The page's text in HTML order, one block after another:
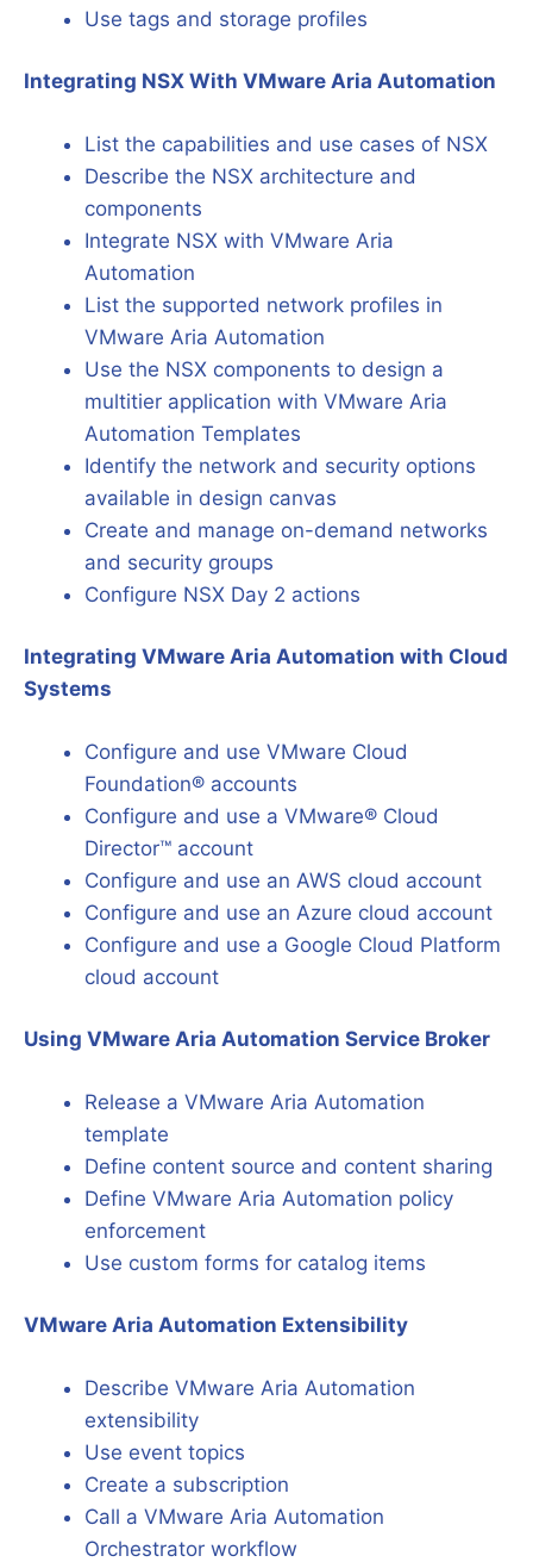
Use tags and storage profiles
Integrating NSX With VMware Aria Automation
List the capabilities and use cases of NSX
Describe the NSX architecture and
components
Integrate NSX with VMware Aria
Automation
List the supported network profiles in
VMware Aria Automation
Use the NSX components to design a
multitier application with VMware Aria
Automation Templates
Identify the network and security options
available in design canvas
Create and manage on-demand networks
and security groups
Configure NSX Day 2 actions
Integrating VMware Aria Automation with Cloud
Systems
Configure and use VMware Cloud
Foundation® accounts
Configure and use a VMware® Cloud
Director™ account
Configure and use an AWS cloud account
Configure and use an Azure cloud account
Configure and use a Google Cloud Platform
cloud account
Using VMware Aria Automation Service Broker
Release a VMware Aria Automation
template
Define content source and content sharing
Define VMware Aria Automation policy
enforcement
Use custom forms for catalog items
VMware Aria Automation Extensibility
Describe VMware Aria Automation
extensibility
Use event topics
Create a subscription
Call a VMware Aria Automation
Orchestrator workflow